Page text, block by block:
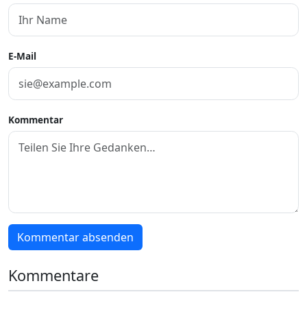
E-Mail
Kommentar
Kommentar absenden
Kommentare